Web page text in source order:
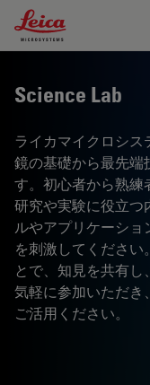
Leica Microsystems
Science Lab
ライカマイクロシ
鏡の基礎から最先端
す。初心者から熟練
研究や実験に役立つ
ルやアプリケーシ
を刺激してください
とで、知見を共有
気軽に参加いただき
ご活用ください。